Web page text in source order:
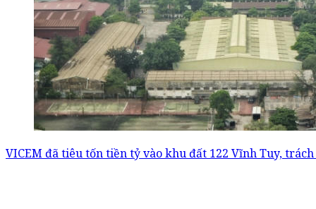
VICEM đã tiêu tốn tiền tỷ vào khu đất 122 Vĩnh Tuy,